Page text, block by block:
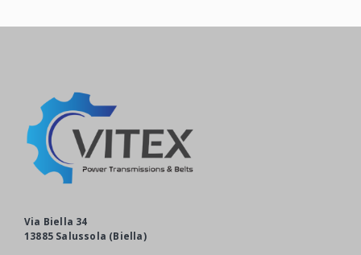
Via Biella 34
13885 Salussola (Biella)